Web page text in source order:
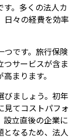
。多くの法人カ
日々の経費を効率
です。旅行保険
サービスが含ま
まります。
びましょう。初年
見てコストパフォ
設立直後の企業に
となるため、法人